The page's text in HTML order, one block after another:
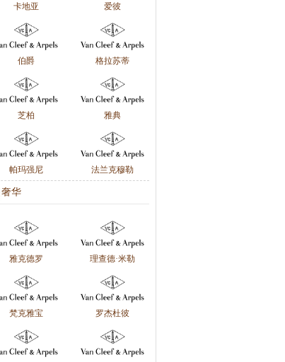
卡地亚 爱彼
伯爵 格拉苏蒂
芝柏 雅典
帕玛强尼 法兰克穆勒
奢华
雅克德罗 理查德·米勒
梵克雅宝 罗杰杜彼